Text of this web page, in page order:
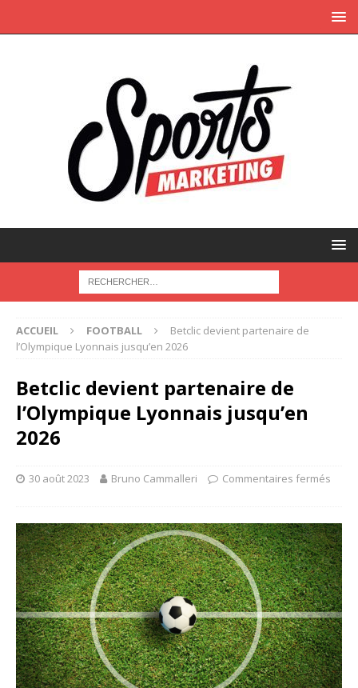
ACCUEIL FOOTBALL
Betclic devient partenaire de
l’Olympique Lyonnais jusqu’en 2026
Betclic devient partenaire de
l’Olympique Lyonnais jusqu’en
2026
30 août 2023 Bruno Cammalleri Commentaires fermés